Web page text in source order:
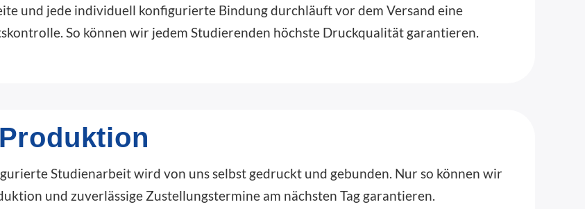
und jede individuell konfigurierte Bindung durchläuft vor dem Versand eine
So können wir jedem Studierenden höchste Druckqualität garantieren.
Studienarbeit wird von uns selbst gedruckt und gebunden. Nur so können wir
und zuverlässige Zustellungstermine am nächsten Tag garantieren.